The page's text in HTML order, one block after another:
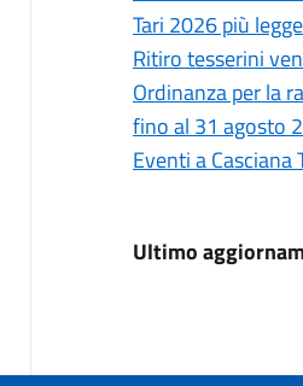
Tari 2026 più
Ritiro tesserini
Ordinanza per la
fino al 31 agosto
Eventi a
Ultimo